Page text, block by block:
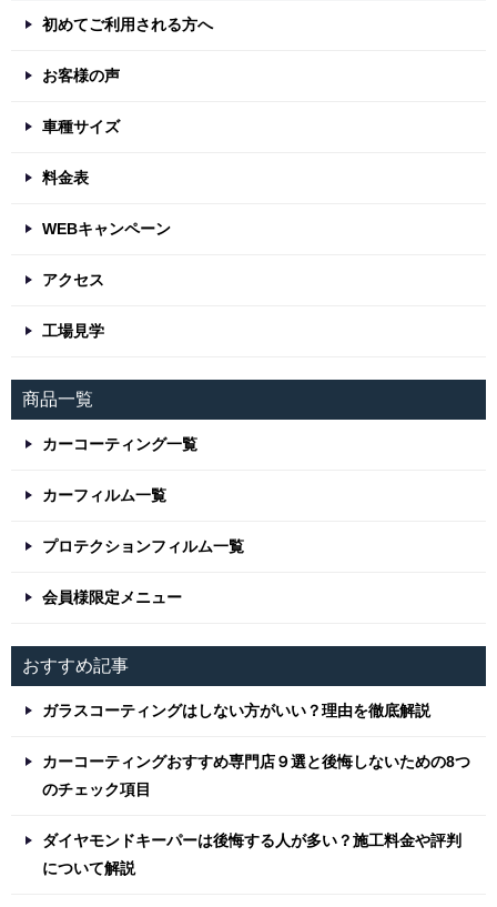
初めてご利用される方へ
お客様の声
車種サイズ
料金表
WEBキャンペーン
アクセス
工場見学
商品一覧
カーコーティング一覧
カーフィルム一覧
プロテクションフィルム一覧
会員様限定メニュー
おすすめ記事
ガラスコーティングはしない方がいい？理由を徹底解説
カーコーティングおすすめ専門店９選と後悔しないための8つ
のチェック項目
ダイヤモンドキーパーは後悔する人が多い？施工料金や評判
について解説